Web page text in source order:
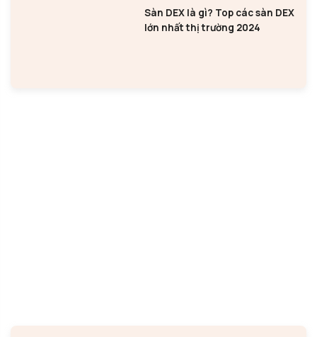
Sàn DEX là gì? Top các sàn DEX
lớn nhất thị trường 2024